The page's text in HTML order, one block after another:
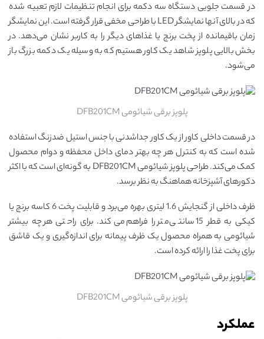
در قسمت جلویی دستگاه سه دکمه برای انجام تنظیمات لازم تعبیه شده
که در بالای آنها نمایشگر LED با طراحی مخفی قرار گرفته است. این نمایشگر
زمان باقیمانده از پخت برنج یا غذاهای دیگر را به کاربر نشان می‌دهد. در
بخش بالایی پلوپز شاهد یک کاور هستیم که به وسیله یک دکمه بزرگ باز
می‌شود.
پلوپز برقی شیائومی DFB201CM
در قسمت داخلی کاور از یک کاور جداشدنی با جنس استیل ضدزنگ استفاده
شده است که به کنترل هر چه بهتر دمای داخل محفظه و دوام محصول
کمک می‌کند. طراحی پلوپز شیائومی DFB201CM به گونه‌ای است که با اکثر
دکورهای آشپزخانه هماهنگ به نظر برسد.
ظرف داخلی از گنجایش 1.6 لیتری بهره می‌برد و قابلیت پخت 6 کاسه برنج یا
کیکی به قطر 15 سانتی‌متر را فراهم می‌کند. برای راحتی هر چه بیشتر
شیائومی به همراه محصول یک ظرف پیمانه برای اندازه‌گیری و یک قاشق
برای پخت غذا را ارائه کرده است.
پلوپز برقی شیائومی DFB201CM
عملکرد